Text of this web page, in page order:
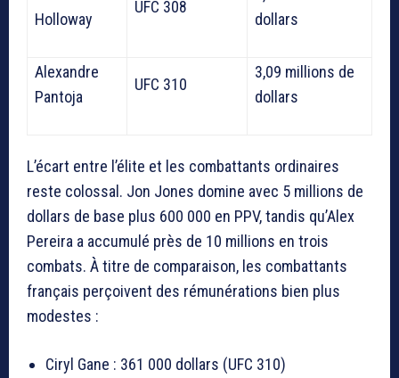
Holloway
UFC 308
dollars
Alexandre
Pantoja
UFC 310
3,09 millions de
dollars
L’écart entre l’élite et les combattants ordinaires
reste colossal. Jon Jones domine avec 5 millions de
dollars de base plus 600 000 en PPV, tandis qu’Alex
Pereira a accumulé près de 10 millions en trois
combats. À titre de comparaison, les combattants
français perçoivent des rémunérations bien plus
modestes :
Ciryl Gane : 361 000 dollars (UFC 310)